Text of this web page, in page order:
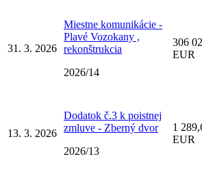
31. 3. 2026
Miestne komunikácie -
Plavé Vozokany ,
rekonštrukcia
2026/14
306
EUR
13. 3. 2026
Dodatok č.3 k poistnej
zmluve - Zberný dvor
2026/13
1
EUR